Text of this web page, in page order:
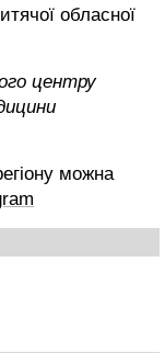
обласної
центру
можна